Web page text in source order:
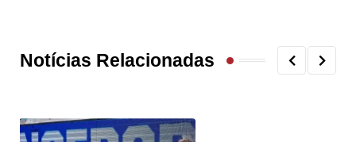
Notícias Relacionadas